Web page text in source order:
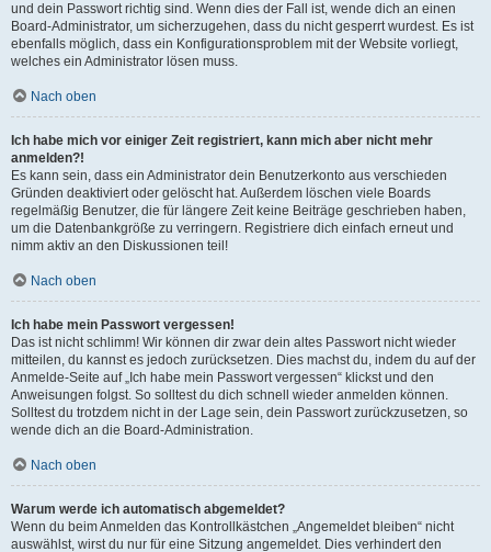
und dein Passwort richtig sind. Wenn dies der Fall ist, wende dich an einen
Board-Administrator, um sicherzugehen, dass du nicht gesperrt wurdest. Es ist
ebenfalls möglich, dass ein Konfigurationsproblem mit der Website vorliegt,
welches ein Administrator lösen muss.
Nach oben
Ich habe mich vor einiger Zeit registriert, kann mich aber nicht mehr
anmelden?!
Es kann sein, dass ein Administrator dein Benutzerkonto aus verschieden
Gründen deaktiviert oder gelöscht hat. Außerdem löschen viele Boards
regelmäßig Benutzer, die für längere Zeit keine Beiträge geschrieben haben,
um die Datenbankgröße zu verringern. Registriere dich einfach erneut und
nimm aktiv an den Diskussionen teil!
Nach oben
Ich habe mein Passwort vergessen!
Das ist nicht schlimm! Wir können dir zwar dein altes Passwort nicht wieder
mitteilen, du kannst es jedoch zurücksetzen. Dies machst du, indem du auf der
Anmelde-Seite auf „Ich habe mein Passwort vergessen“ klickst und den
Anweisungen folgst. So solltest du dich schnell wieder anmelden können.
Solltest du trotzdem nicht in der Lage sein, dein Passwort zurückzusetzen, so
wende dich an die Board-Administration.
Nach oben
Warum werde ich automatisch abgemeldet?
Wenn du beim Anmelden das Kontrollkästchen „Angemeldet bleiben“ nicht
auswählst, wirst du nur für eine Sitzung angemeldet. Dies verhindert den